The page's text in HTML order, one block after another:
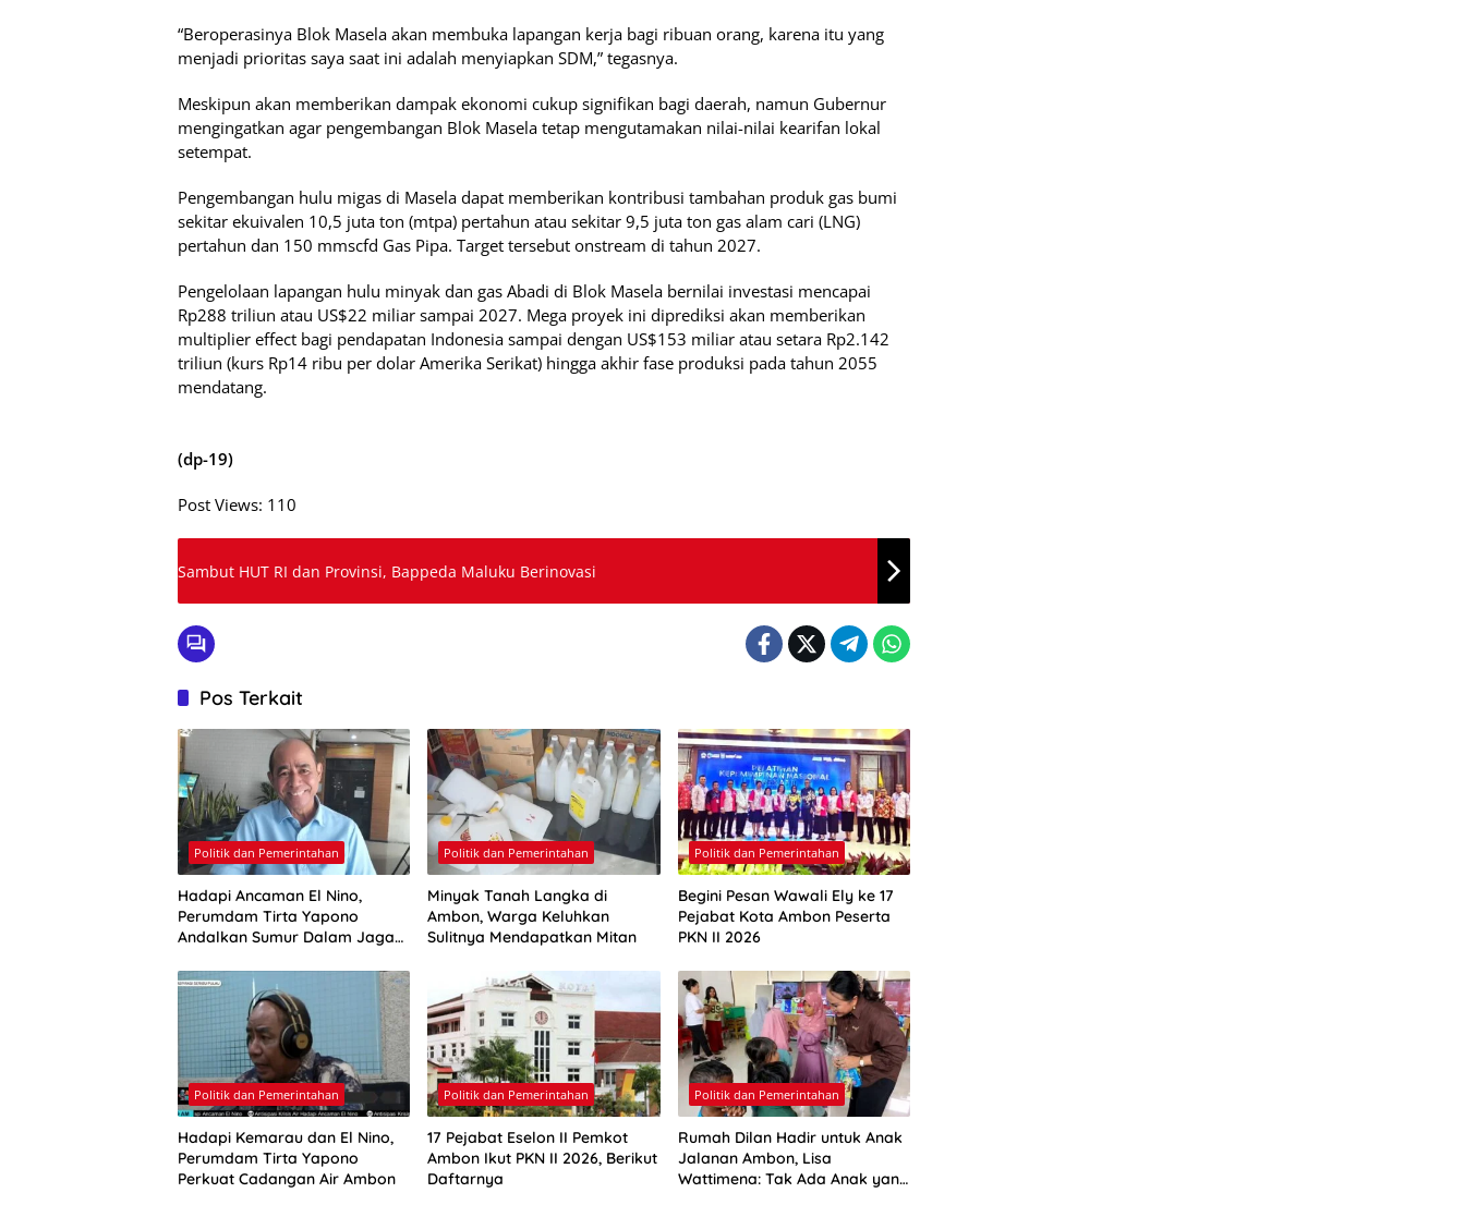
“Beroperasinya Blok Masela akan membuka lapangan kerja bagi ribuan orang, karena itu yang
menjadi prioritas saya saat ini adalah menyiapkan SDM,” tegasnya.
Meskipun akan memberikan dampak ekonomi cukup signifikan bagi daerah, namun Gubernur
mengingatkan agar pengembangan Blok Masela tetap mengutamakan nilai-nilai kearifan lokal
setempat.
Pengembangan hulu migas di Masela dapat memberikan kontribusi tambahan produk gas bumi
sekitar ekuivalen 10,5 juta ton (mtpa) pertahun atau sekitar 9,5 juta ton gas alam cari (LNG)
pertahun dan 150 mmscfd Gas Pipa. Target tersebut onstream di tahun 2027.
Pengelolaan lapangan hulu minyak dan gas Abadi di Blok Masela bernilai investasi mencapai
Rp288 triliun atau US$22 miliar sampai 2027. Mega proyek ini diprediksi akan memberikan
multiplier effect bagi pendapatan Indonesia sampai dengan US$153 miliar atau setara Rp2.142
triliun (kurs Rp14 ribu per dolar Amerika Serikat) hingga akhir fase produksi pada tahun 2055
mendatang.
(dp-19)
Post Views: 110
Sambut HUT RI dan Provinsi, Bappeda Maluku Berinovasi
Pos Terkait
Politik dan Pemerintahan
Hadapi Ancaman El Nino,
Perumdam Tirta Yapono
Andalkan Sumur Dalam Jaga
Politik dan Pemerintahan
Minyak Tanah Langka di
Ambon, Warga Keluhkan
Sulitnya Mendapatkan Mitan
Politik dan Pemerintahan
Begini Pesan Wawali Ely ke 17
Pejabat Kota Ambon Peserta
PKN II 2026
Politik dan Pemerintahan
Hadapi Kemarau dan El Nino,
Perumdam Tirta Yapono
Perkuat Cadangan Air Ambon
Politik dan Pemerintahan
17 Pejabat Eselon II Pemkot
Ambon Ikut PKN II 2026, Berikut
Daftarnya
Politik dan Pemerintahan
Rumah Dilan Hadir untuk Anak
Jalanan Ambon, Lisa
Wattimena: Tak Ada Anak yang